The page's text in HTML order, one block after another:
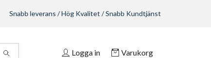
Snabb leverans / Hög Kvalitet / Snabb Kundtjänst
Logga in Varukorg